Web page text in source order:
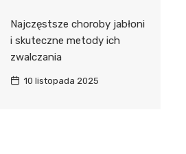
Najczęstsze choroby jabłoni
i skuteczne metody ich
zwalczania
10 listopada 2025